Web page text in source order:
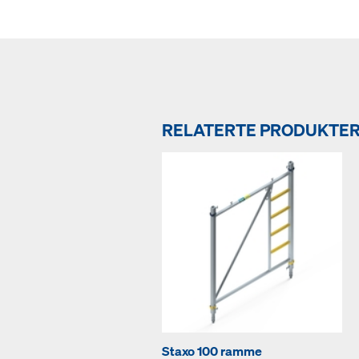
RELATERTE
Staxo 100 ramme